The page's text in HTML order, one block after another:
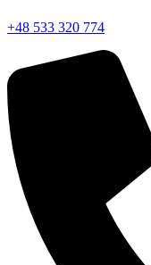
+48 533 320 774